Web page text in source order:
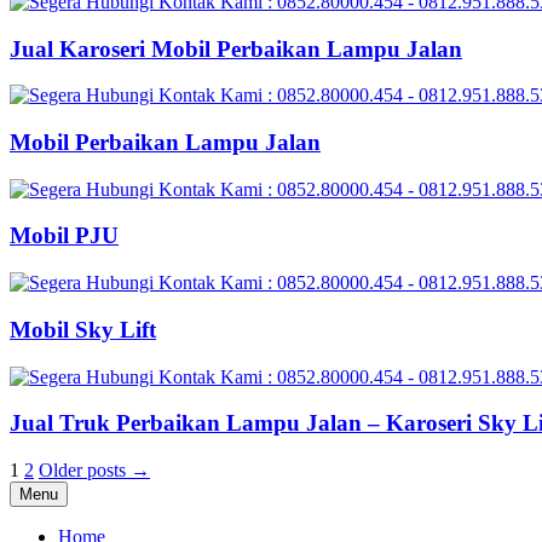
Jual Karoseri Mobil Perbaikan Lampu Jalan
Mobil Perbaikan Lampu Jalan
Mobil PJU
Mobil Sky Lift
Jual Truk Perbaikan Lampu Jalan – Karoseri Sky
Posts
pagination
1 2 Older posts →
Menu
Home